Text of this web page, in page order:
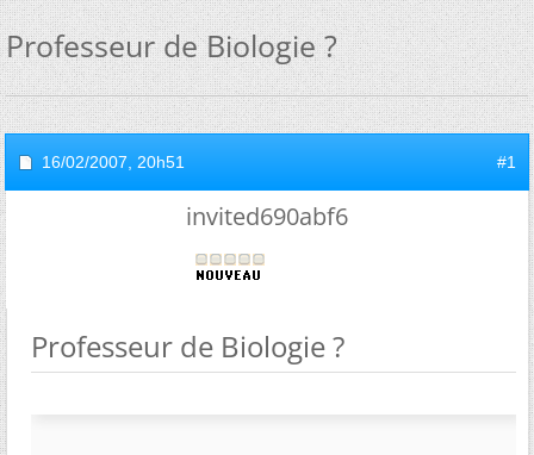
Professeur de Biologie ?
16/02/2007, 20h51 #1
invited690abf6
Professeur de Biologie ?